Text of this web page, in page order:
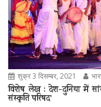
शुक्र 3 दिसम्बर, 2021
विशेष लेख : देश-दुनिया में
संस्कृति परिषद’